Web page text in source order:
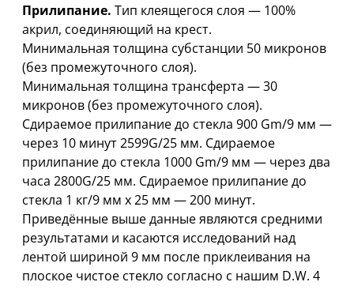
Прилипание. Тип клеящегося слоя — 100%
акрил, соединяющий на крест.
Минимальная толщина субстанции 50 микронов
(без промежуточного слоя).
Минимальная толщина трансферта — 30
микронов (без промежуточного слоя).
Сдираемое прилипание до стекла 900 Gm/9 мм —
через 10 минут 2599G/25 мм. Сдираемое
прилипание до стекла 1000 Gm/9 мм — через два
часа 2800G/25 мм. Сдираемое прилипание до
стекла 1 кг/9 мм x 25 мм — 200 минут.
Приведённые выше данные являются средними
результатами и касаются исследований над
лентой шириной 9 мм после приклеивания на
плоское чистое стекло согласно с нашим D.W. 4